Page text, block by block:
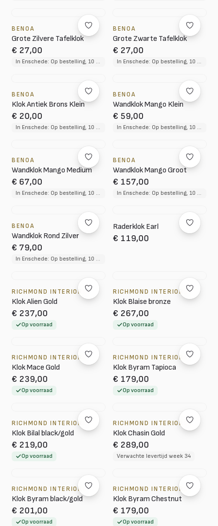
BENOA
Grote Zilvere Tafelklok
€ 27,00
In Enschede: Op bestelling, 10 tot 12 weken levertijd
BENOA
Grote Zwarte Tafelklok
€ 27,00
In Enschede: Op bestelling, 10 tot 12 weken levertijd
BENOA
Klok Antiek Brons Klein
€ 20,00
In Enschede: Op bestelling, 10 tot 12 weken levertijd
BENOA
Wandklok Mango Klein
€ 59,00
In Enschede: Op bestelling, 10 tot 12 weken levertijd
BENOA
Wandklok Mango Medium
€ 67,00
In Enschede: Op bestelling, 10 tot 12 weken levertijd
BENOA
Wandklok Mango Groot
€ 157,00
In Enschede: Op bestelling, 10 tot 12 weken levertijd
BENOA
Wandklok Rond Zilver
€ 79,00
In Enschede: Op bestelling, 10 tot 12 weken levertijd
Raderklok Earl
€ 119,00
RICHMOND INTERIORS
Klok Alien Gold
€ 237,00
Op voorraad
RICHMOND INTERIORS
Klok Blaise bronze
€ 267,00
Op voorraad
RICHMOND INTERIORS
Klok Mace Gold
€ 239,00
Op voorraad
RICHMOND INTERIORS
Klok Byram Tapioca
€ 179,00
Op voorraad
RICHMOND INTERIORS
Klok Bilal black/gold
€ 219,00
Op voorraad
RICHMOND INTERIORS
Klok Chasin Gold
€ 289,00
Verwachte levertijd week 34
RICHMOND INTERIORS
Klok Byram black/gold
€ 201,00
Op voorraad
RICHMOND INTERIORS
Klok Byram Chestnut
€ 179,00
Op voorraad